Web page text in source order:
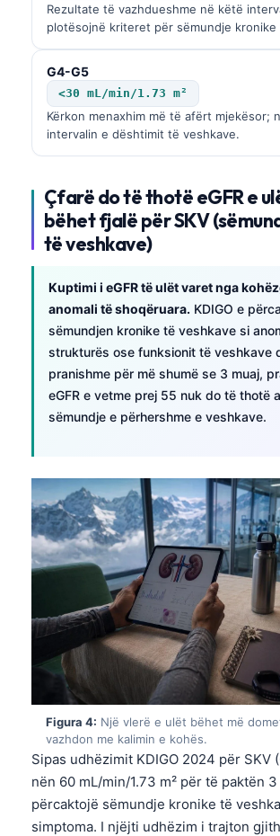
Rezultate të vazhdueshme në këtë
plotësojnë kriteret për sëmundje kronike
G4-G5
<30 mL/min/1.73 m²
Kërkon menaxhim më të afërt mjekësor;
intervalin e dështimit të veshkave.
Çfarë do të thotë eGFR e
bëhet fjalë për SKV
të veshkave)
Kuptimi i eGFR të ulët varet nga
anomali të shoqëruara. KDIGO e
sëmundjen kronike të veshkave si
strukturës ose funksionit të veshkave
pranishme për më shumë se 3 muaj,
eGFR e vetme prej 55 nuk do të thotë
sëmundje e përhershme e veshkave.
Figura 4: Një vlerë e ulët bëhet më
vazhdon me kalimin e kohës.
Sipas udhëzimit KDIGO 2024 për SKV
nën 60 mL/min/1.73 m² për të paktën
përcaktojë sëmundje kronike të
simptoma. I njëjti udhëzim i trajton